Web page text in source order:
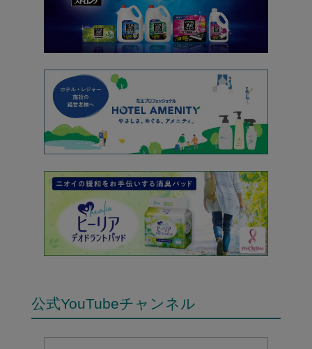
公式YouTubeチャンネル